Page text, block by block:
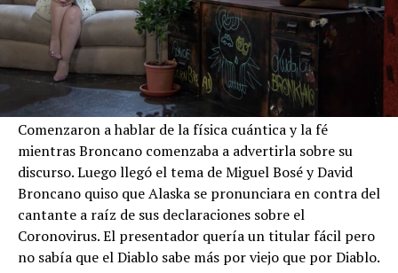
Comenzaron a hablar de la física cuántica y la fé
mientras Broncano comenzaba a advertirla sobre su
discurso. Luego llegó el tema de Miguel Bosé y David
Broncano quiso que Alaska se pronunciara en contra del
cantante a raíz de sus declaraciones sobre el
Coronovirus. El presentador quería un titular fácil pero
no sabía que el Diablo sabe más por viejo que por Diablo.